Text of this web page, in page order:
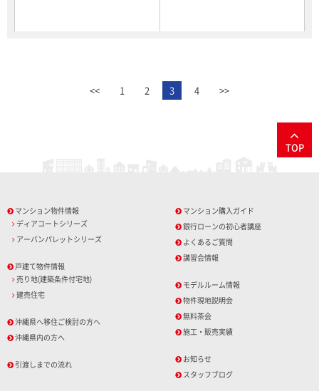
<< 1 2 3 4 >>
TOP
マンション物件情報
ディアコートシリーズ
アーバンパレットシリーズ
戸建て物件情報
売り地(建築条件付宅地)
建売住宅
沖縄県へ移住ご検討の方へ
沖縄県内の方へ
引渡しまでの流れ
マンション購入ガイド
銀行ローンの初心者講座
よくあるご質問
講習会情報
モデルルーム情報
物件現地説明会
無料茶会
施工・販売実績
お知らせ
スタッフブログ